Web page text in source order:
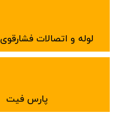
لوله و اتصالات
پارس فیت